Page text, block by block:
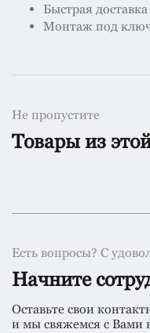
Быстрая доставка
Монтаж под
Не пропустите
Товары из
Есть вопросы? С
Начните
Оставьте свои
и мы свяжемся с Вами